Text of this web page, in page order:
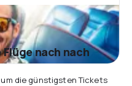
nach nach
die günstigsten Tickets